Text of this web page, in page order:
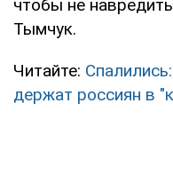
чтобы не
Тымчук.
Читайте:
держат россиян в